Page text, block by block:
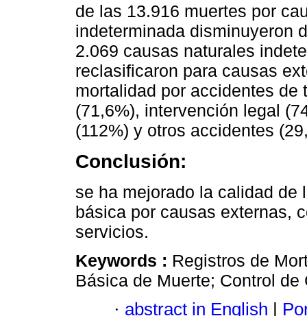
de las 13.916 muertes por
indeterminada disminuyeron
2.069 causas naturales
reclasificaron para causas
mortalidad por accidentes de
(71,6%), intervención legal
(112%) y otros accidentes
Conclusión:
se ha mejorado la calidad de
básica por causas externas,
servicios.
Keywords : Registros de
Básica de Muerte; Control
· abstract in English